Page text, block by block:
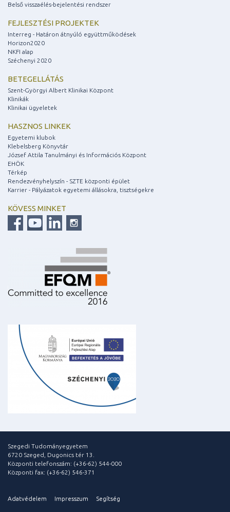
Belső visszaélés-bejelentési rendszer
FEJLESZTÉSI PROJEKTEK
Interreg - Határon átnyúló együttműködések
Horizon2020
NKFI alap
Széchenyi 2020
BETEGELLÁTÁS
Szent-Györgyi Albert Klinikai Központ
Klinikák
Klinikai ügyeletek
HASZNOS LINKEK
Egyetemi klubok
Klebelsberg Könyvtár
József Attila Tanulmányi és Információs Központ
EHÖK
Térkép
Rendezvényhelyszín - SZTE központi épület
Karrier - Pályázatok egyetemi állásokra, tisztségekre
KÖVESS MINKET
Szegedi Tudományegyetem
6720 Szeged, Dugonics tér 13.
Központi telefonszám: (+36-62) 544-000
Központi fax: (+36-62) 546-371
Adatvédelem Impresszum Segítség